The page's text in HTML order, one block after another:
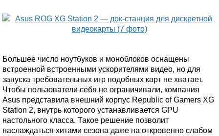
Большее число ноутбуков и моноблоков оснащены
встроенной встроенными ускорителями видео, но для
запуска требовательных игр подобных карт не хватает.
Чтобы пользователи себя не ограничивали, компания
Asus представила внешний корпус Republic of Gamers XG
Station 2, внутрь которого устанавливается GPU
настольного класса. Такое решение позволит
наслаждаться хитами сезона даже на откровенно слабом